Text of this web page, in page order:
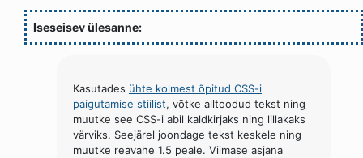
Iseseisev ülesanne:
Kasutades ühte kolmest õpitud CSS-i
paigutamise stiilist, võtke alltoodud tekst ning
muutke see CSS-i abil kaldkirjaks ning lillakaks
värviks. Seejärel joondage tekst keskele ning
muutke reavahe 1.5 peale. Viimase asjana